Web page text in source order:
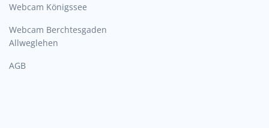
Webcam Königssee
Webcam Berchtesgaden
Allweglehen
AGB